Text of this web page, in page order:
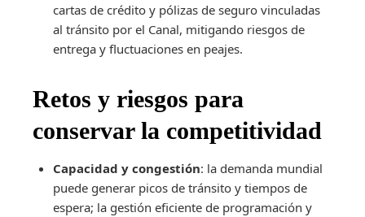
cartas de crédito y pólizas de seguro vinculadas
al tránsito por el Canal, mitigando riesgos de
entrega y fluctuaciones en peajes.
Retos y riesgos para
conservar la competitividad
Capacidad y congestión: la demanda mundial
puede generar picos de tránsito y tiempos de
espera; la gestión eficiente de programación y